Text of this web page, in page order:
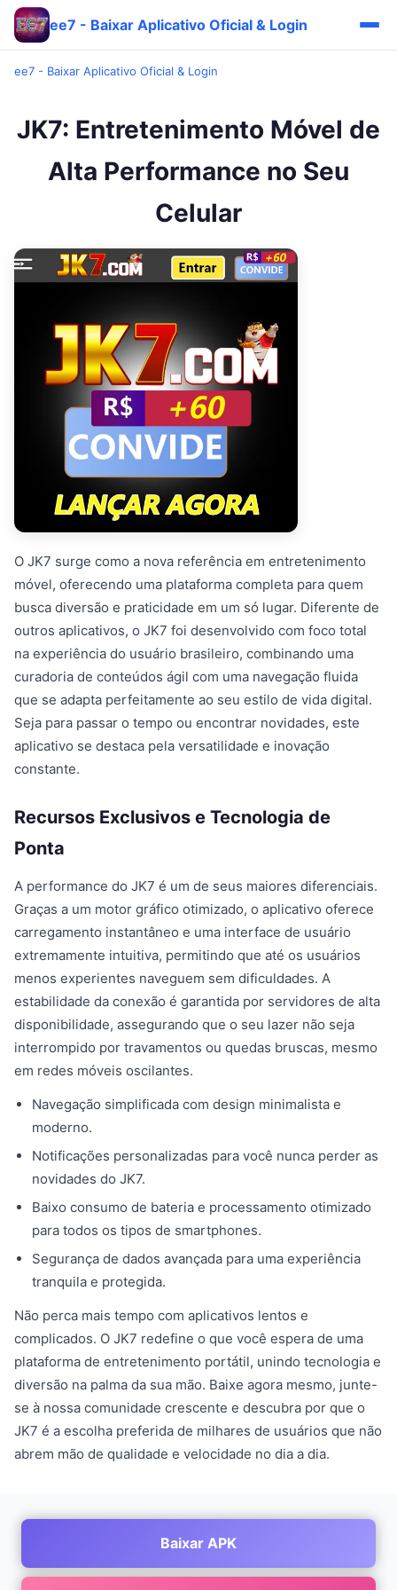
ee7 - Baixar Aplicativo Oficial & Login
ee7 - Baixar Aplicativo Oficial & Login
JK7: Entretenimento Móvel de
Alta Performance no Seu
Celular
O JK7 surge como a nova referência em entretenimento
móvel, oferecendo uma plataforma completa para quem
busca diversão e praticidade em um só lugar. Diferente de
outros aplicativos, o JK7 foi desenvolvido com foco total
na experiência do usuário brasileiro, combinando uma
curadoria de conteúdos ágil com uma navegação fluida
que se adapta perfeitamente ao seu estilo de vida digital.
Seja para passar o tempo ou encontrar novidades, este
aplicativo se destaca pela versatilidade e inovação
constante.
Recursos Exclusivos e Tecnologia de
Ponta
A performance do JK7 é um de seus maiores diferenciais.
Graças a um motor gráfico otimizado, o aplicativo oferece
carregamento instantâneo e uma interface de usuário
extremamente intuitiva, permitindo que até os usuários
menos experientes naveguem sem dificuldades. A
estabilidade da conexão é garantida por servidores de alta
disponibilidade, assegurando que o seu lazer não seja
interrompido por travamentos ou quedas bruscas, mesmo
em redes móveis oscilantes.
Navegação simplificada com design minimalista e
moderno.
Notificações personalizadas para você nunca perder as
novidades do JK7.
Baixo consumo de bateria e processamento otimizado
para todos os tipos de smartphones.
Segurança de dados avançada para uma experiência
tranquila e protegida.
Não perca mais tempo com aplicativos lentos e
complicados. O JK7 redefine o que você espera de uma
plataforma de entretenimento portátil, unindo tecnologia e
diversão na palma da sua mão. Baixe agora mesmo, junte-
se à nossa comunidade crescente e descubra por que o
JK7 é a escolha preferida de milhares de usuários que não
abrem mão de qualidade e velocidade no dia a dia.
Baixar APK